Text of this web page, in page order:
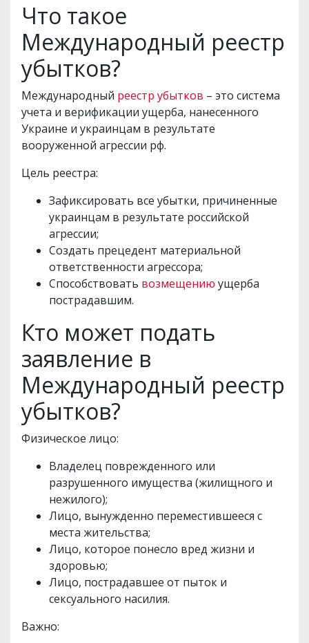
Что такое
Международный реестр
убытков?
Международный реестр убытков – это система
учета и верификации ущерба, нанесенного
Украине и украинцам в результате
вооруженной агрессии рф.
Цель реестра:
Зафиксировать все убытки, причиненные
украинцам в результате российской
агрессии;
Создать прецедент материальной
ответственности агрессора;
Способствовать возмещению ущерба
пострадавшим.
Кто может подать
заявление в
Международный реестр
убытков?
Физическое лицо:
Владелец поврежденного или
разрушенного имущества (жилищного и
нежилого);
Лицо, вынужденно переместившееся с
места жительства;
Лицо, которое понесло вред жизни и
здоровью;
Лицо, пострадавшее от пыток и
сексуального насилия.
Важно: